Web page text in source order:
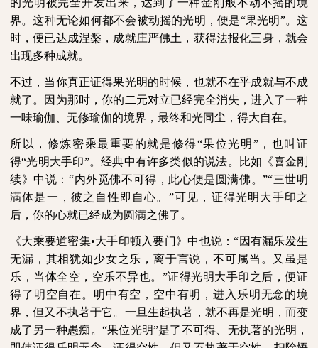
的光明被完全开发出来，达到了一种金刚般不动不摇的境
界。这种无论如何都不会被动摇的光明，便是“果光明”。这
时，便已达成涅槃，成就庄严佛土，获得法报化三身，就会
出现多种成就。
不过，当你真正证得果光明的时候，也就不在乎成就与不成
就了。因为那时，你的二元对立已经完全消失，进入了一种
一味瑜伽、无修瑜伽的境界，最终和光同尘，得大自在。
所以，修炼密乘最重要的就是修得“果位光明”，也叫证
得“光明大手印”。经典中有许多类似的说法。比如《喜金刚
续》中说：“内外觅佛不可得，此心便是圆满佛。”“三世明
满体是一，彼之自性即自心。”可见，证得光明大手印之
后，你的心就已经成为圆满之佛了。
《大乘要道密集•大手印顿入要门》中也说：“因有漏乐发生
无漏，其相犹如少女之乐，离于言说，不可属当。又虽是
乐，当体全空，空乐不异也。”证得光明大手印之后，便证
得了明空自在。明中有空，空中有明，进入乐明无念的境
界，但又不执著于它。一旦生起执著，就不再是光明，而变
成了另一种愚痴。“果位光明”是了不可得、无执著的光明，